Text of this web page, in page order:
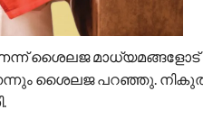
ശൈലജ മാധ്യമങ്ങളോട്
ശൈലജ പറഞ്ഞു.